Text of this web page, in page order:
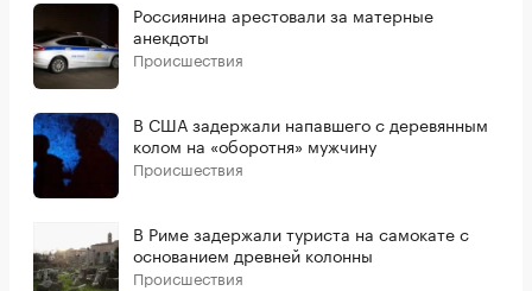
Россиянина арестовали за матерные
анекдоты
Происшествия
В США задержали напавшего с деревянным
колом на «оборотня» мужчину
Происшествия
В Риме задержали туриста на самокате с
основанием древней колонны
Происшествия